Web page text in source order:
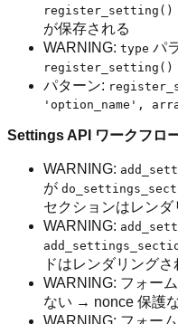
register_setting()
が保存される
WARNING: type パ
register_setting()
パターン:
'option_name',
Settings API ワークフロ
WARNING:
が
セクションはレン
WARNING:
ドはレンダリングさ
WARNING: フォー
ない → nonce 保護